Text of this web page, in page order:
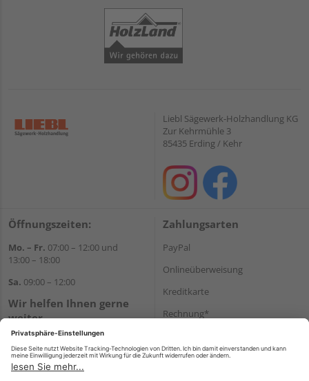
Liebl Sägewerk-Holzhandlung KG
Zur Kehrmühle 3
85435 Erding / Kehr
Öffnungszeiten:
Mo. – Fr. 07:00 – 12:00 und
13:00 – 18:00
Sa. 09:00 – 12:00
Wir helfen Ihnen gerne
weiter
Tel.:+49 8122 14197
E-Mail:vertrieb@holz-liebl.de
Zahlungsarten
PayPal
Onlineüberweisung
Kreditkarte
Rechnung*
Versand